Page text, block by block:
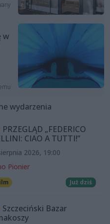
w
wydarzenia
PRZEGLĄD „FEDERICO
CIAO A TUTTI!”
2026, 19:00
Pionier
Już dziś
Szczeciński Bazar